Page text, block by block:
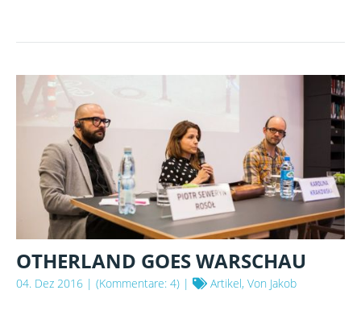
TAD
OTHERLAND GOES WARSCHAU
04. Dez 2016 | (Kommentare: 4) | Artikel, Von Jakob